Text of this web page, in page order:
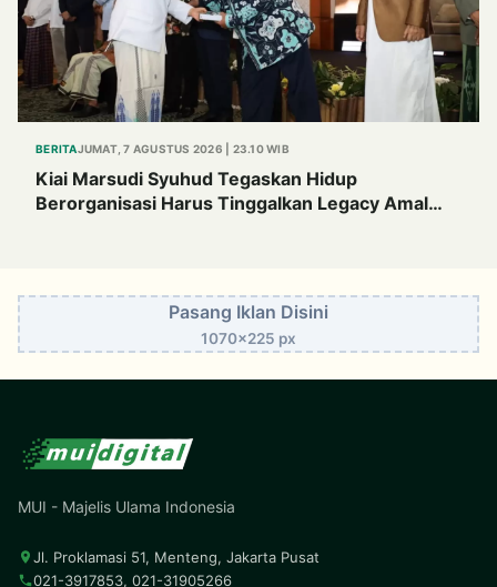
BERITAJUMAT, 7 AGUSTUS 2026 | 23.10 WIB
Kiai Marsudi Syuhud Tegaskan Hidup
Berorganisasi Harus Tinggalkan Legacy Amal
Pasang Iklan Disini
1070x225 px
MUI - Majelis Ulama Indonesia
Jl. Proklamasi 51, Menteng, Jakarta Pusat
021-3917853, 021-31905266